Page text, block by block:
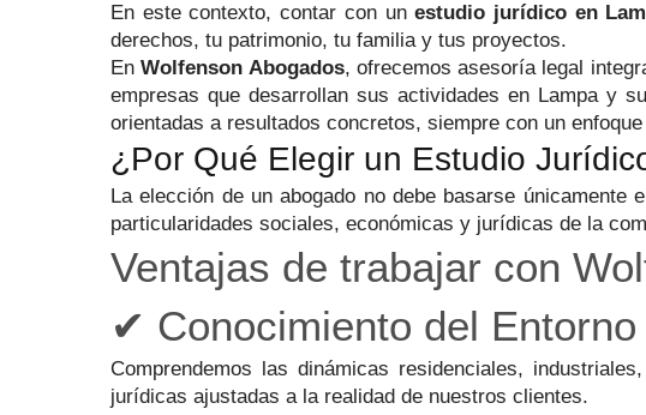
En este contexto, contar con unestudio jurídico en
derechos, tu patrimonio, tu familia y tus proyectos.
EnWolfenson Abogados, ofrecemos asesoría legal
empresas que desarrollan sus actividades en Lampa y
orientadas a resultados concretos, siempre con un
¿Por Qué Elegir un Estudio
La elección de un abogado no debe basarse únicamente
particularidades sociales, económicas y jurídicas de la
Ventajas de trabajar con
✔ Conocimiento del Entorno
Comprendemos las dinámicas residenciales,
jurídicas ajustadas a la realidad de nuestros clientes.